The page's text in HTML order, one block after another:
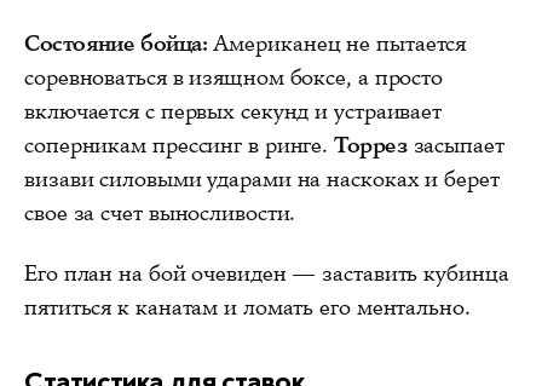
Состояние бойца: Американец не пытается
соревноваться в изящном боксе, а просто
включается с первых секунд и устраивает
соперникам прессинг в ринге.Торреззасыпает
визави силовыми ударами на наскоках и берет
свое за счет выносливости.
Его план на бой очевиден — заставить кубинца
пятиться к канатам и ломать его ментально.